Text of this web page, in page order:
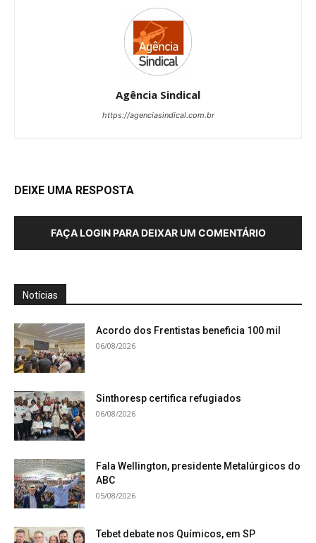
Agência Sindical
https://agenciasindical.com.br
DEIXE UMA RESPOSTA
FAÇA LOGIN PARA DEIXAR UM COMENTÁRIO
Notícias
Acordo dos Frentistas beneficia 100 mil
06/08/2026
Sinthoresp certifica refugiados
06/08/2026
Fala Wellington, presidente Metalúrgicos do
ABC
05/08/2026
Tebet debate nos Químicos, em SP